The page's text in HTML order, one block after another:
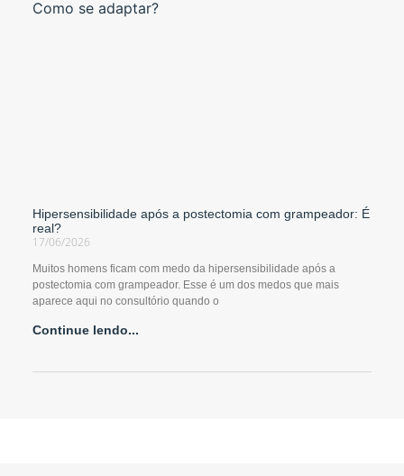
Hipersensibilidade após a postectomia com grampeador: É
real?
17/06/2026
Muitos homens ficam com medo da hipersensibilidade após a
postectomia com grampeador. Esse é um dos medos que mais
aparece aqui no consultório quando o
Continue lendo...